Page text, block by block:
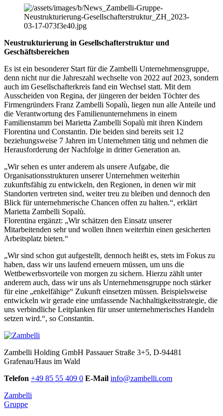
Neustrukturierung in Gesellschafterstruktur und
Geschäftsbereichen
Es ist ein besonderer Start für die Zambelli Unternehmensgruppe,
denn nicht nur die Jahreszahl wechselte von 2022 auf 2023, sondern
auch im Gesellschafterkreis fand ein Wechsel statt. Mit dem
Ausscheiden von Regina, der jüngeren der beiden Töchter des
Firmengründers Franz Zambelli Sopalù, liegen nun alle Anteile und
die Verantwortung des Familienunternehmens in einem
Familienstamm bei Marietta Zambelli Sopalù mit ihren Kindern
Florentina und Constantin. Die beiden sind bereits seit 12
beziehungsweise 7 Jahren im Unternehmen tätig und nehmen die
Herausforderung der Nachfolge in dritter Generation an.
„Wir sehen es unter anderem als unsere Aufgabe, die
Organisationsstrukturen unserer Unternehmen weiterhin
zukunftsfähig zu entwickeln, den Regionen, in denen wir mit
Standorten vertreten sind, weiter treu zu bleiben und dennoch den
Blick für unternehmerische Chancen offen zu halten.“, erklärt
Marietta Zambelli Sopalù.
Florentina ergänzt: „Wir schätzen den Einsatz unserer
Mitarbeitenden sehr und wollen ihnen weiterhin einen gesicherten
Arbeitsplatz bieten.“
„Wir sind schon gut aufgestellt, dennoch heißt es, stets im Fokus zu
haben, dass wir uns laufend erneuern müssen, um uns die
Wettbewerbsvorteile von morgen zu sichern. Hierzu zählt unter
anderem auch, dass wir uns als Unternehmensgruppe noch stärker
für eine „enkelfähige“ Zukunft einsetzen müssen. Beispielsweise
entwickeln wir gerade eine umfassende Nachhaltigkeitsstrategie, die
uns verbindliche Leitplanken für unser unternehmerisches Handeln
setzen wird.“, so Constantin.
Zambelli Holding GmbH Passauer Straße 3+5, D-94481
Grafenau/Haus im Wald
Telefon +49 85 55 409 0 E-Mail info@zambelli.com
Zambelli
Gruppe